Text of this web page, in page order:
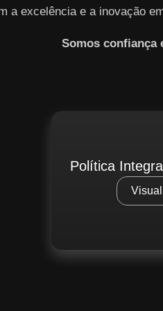
a excelência e a inovação
Somos confiança
Política